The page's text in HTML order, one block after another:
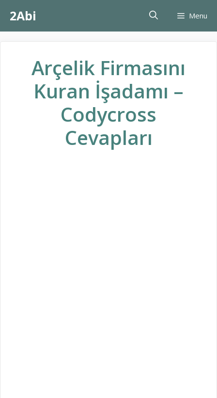
atla2Abi Menu
Arçelik Firmasını
Kuran İşadamı –
Codycross
Cevapları